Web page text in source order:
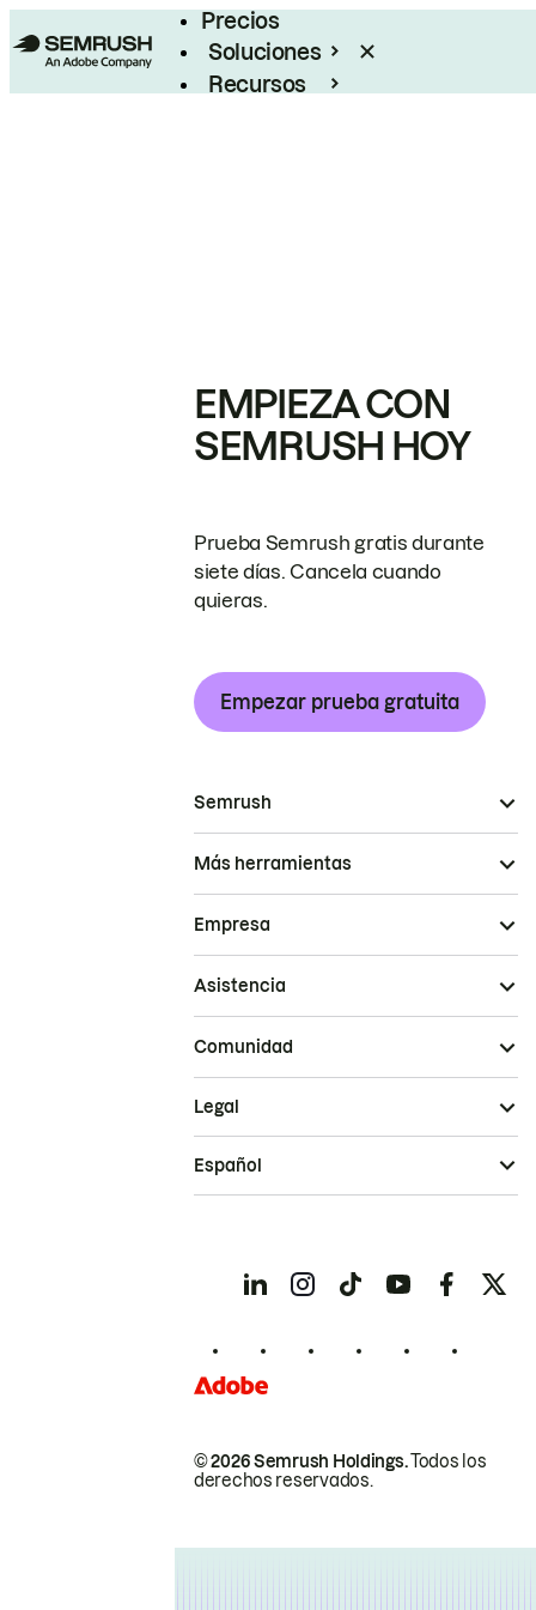
Precios
Soluciones
Recursos
EMPIEZA CON
SEMRUSH HOY
Prueba Semrush gratis durante
siete días. Cancela cuando
quieras.
Empezar prueba gratuita
Semrush
Más herramientas
Empresa
Asistencia
Comunidad
© 2026 Semrush Holdings.Todos los
derechos reservados.
Legal
Español